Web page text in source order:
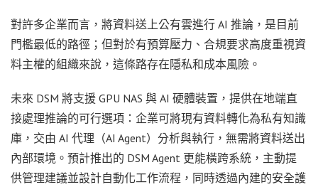
對許多企業而言，將資料送上公有雲進行 AI 推論，是目前
門檻最低的路徑；但對於有預算壓力、合規要求高度重視資
料主權的組織來說，這條路存在隱私和成本風險。
未來 DSM 將支援 GPU NAS 與 AI 硬體裝置，提供在地端直
接處理推論的可行選項：企業可將現有資料轉化為私有知識
庫，交由 AI 代理（AI Agent）分析與執行，無需將資料送出
內部環境。預計推出的 DSM Agent 更能橫跨系統，主動提
供管理建議並設計自動化工作流程，同時透過內建的安全護